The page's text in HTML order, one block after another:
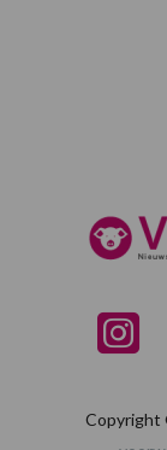
Copyright